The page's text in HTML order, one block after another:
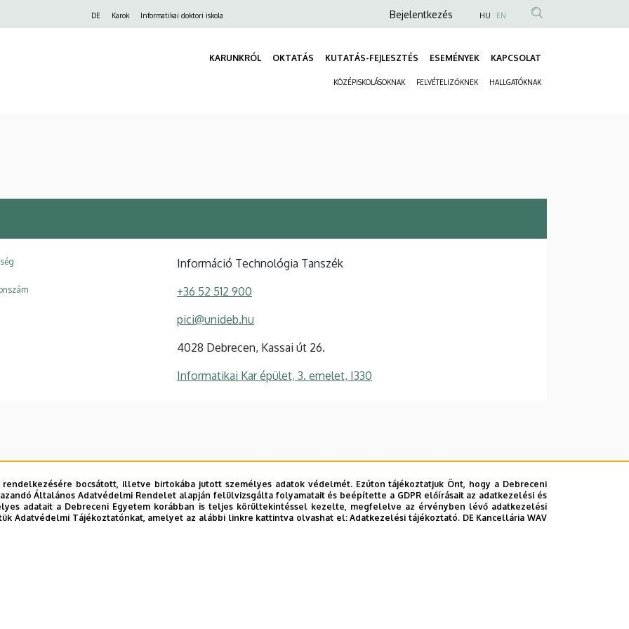
DE Karok Informatikai doktori iskola
Anonim
fiók
menüje
Bejelentkezés HU EN
KARUNKRÓL OKTATÁS KUTATÁS-FEJLESZTÉS ESEMÉNYEK KAPCSOLAT
KÖZÉPISKOLÁSOKNAK FELVÉTELIZŐKNEK HALLGATÓKNAK
Információ Technológia Tanszék
+36 52 512 900
pici@unideb.hu
4028 Debrecen, Kassai út 26.
Informatikai Kar épület, 3. emelet, I330
bocsátott, illetve birtokába jutott személyes adatok védelmét. Ezúton tájékoztatjuk Önt, hogy a Debreceni
Általános Adatvédelmi Rendelet alapján felülvizsgálta folyamatait és beépítette a GDPR előírásait az adatkezelési és
adatait a Debreceni Egyetem korábban is teljes körültekintéssel kezelte, megfelelve az érvényben lévő adatkezelési
Adatvédelmi Tájékoztatónkat, amelyet az alábbi linkre kattintva olvashat el:Adatkezelési tájékoztató. DE Kancellária WAV